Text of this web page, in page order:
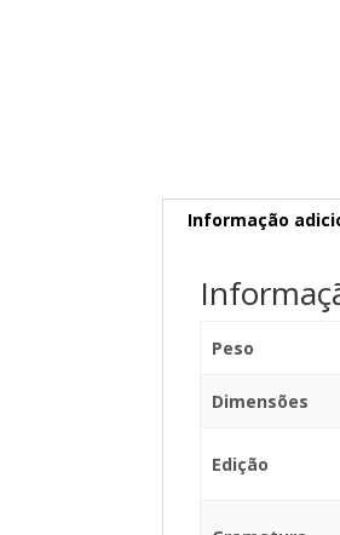
Informação
Peso
Dimensões
Edição